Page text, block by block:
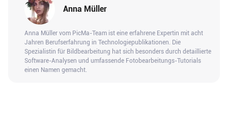
Anna Müller
Anna Müller vom PicMa-Team ist eine erfahrene Expertin mit acht
Jahren Berufserfahrung in Technologiepublikationen. Die
Spezialistin für Bildbearbeitung hat sich besonders durch detaillierte
Software-Analysen und umfassende Fotobearbeitungs-Tutorials
einen Namen gemacht.